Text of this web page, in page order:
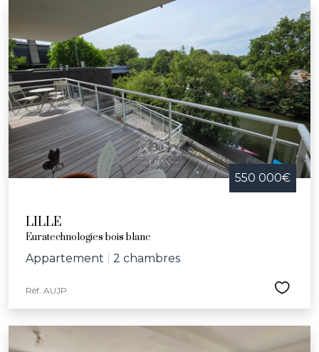
550 000€
LILLE
Euratechnologies bois blanc
Appartement 2 chambres
Réf. AUJP